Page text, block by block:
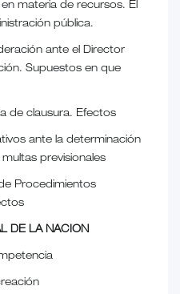
materia de recursos. El
pública.
ante el Director
Supuestos en que
clausura. Efectos
ante la determinación
previsionales
Procedimientos
LA NACION